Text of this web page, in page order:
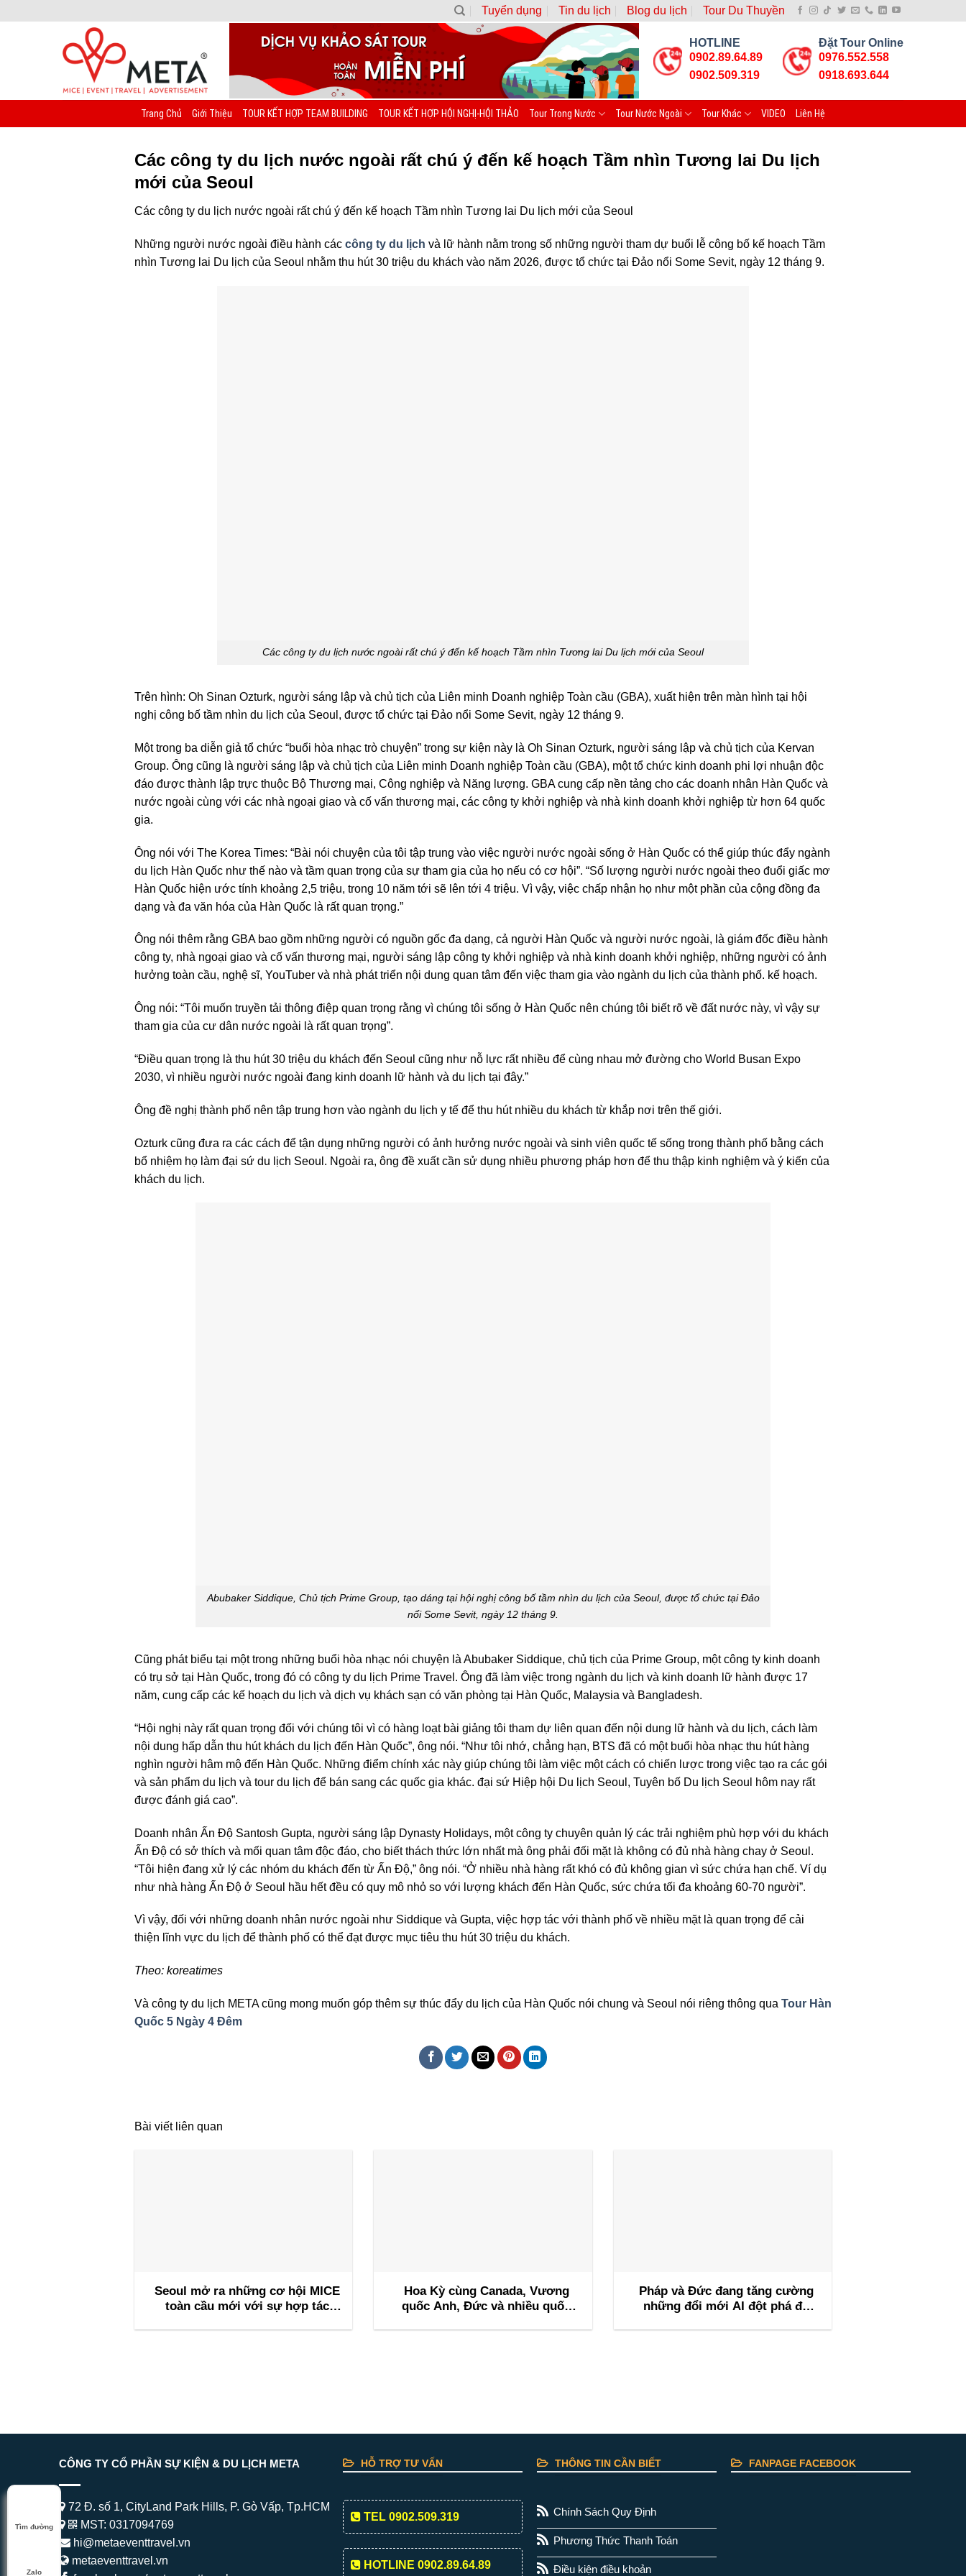
Tuyển dụng Tin du lịch Blog du lịch Tour Du Thuyền
HOTLINE
0902.89.64.89
0902.509.319
Đặt Tour Online
0976.552.558
0918.693.644
Trang Chủ Giới Thiệu TOUR KẾT HỢP TEAM BUILDING TOUR KẾT HỢP HỘI NGHỊ-HỘI THẢO Tour Trong Nước Tour Nước Ngoài Tour Khác VIDEO Liên Hệ
Các công ty du lịch nước ngoài rất chú ý đến kế hoạch Tầm nhìn Tương lai Du lịch
mới của Seoul
Các công ty du lịch nước ngoài rất chú ý đến kế hoạch Tầm nhìn Tương lai Du lịch mới của Seoul
Những người nước ngoài điều hành các công ty du lịch và lữ hành nằm trong số những người tham dự buổi lễ công bố kế hoạch Tầm
nhìn Tương lai Du lịch của Seoul nhằm thu hút 30 triệu du khách vào năm 2026, được tổ chức tại Đảo nổi Some Sevit, ngày 12 tháng 9.
Các công ty du lịch nước ngoài rất chú ý đến kế hoạch Tầm nhìn Tương lai Du lịch mới của Seoul
Trên hình: Oh Sinan Ozturk, người sáng lập và chủ tịch của Liên minh Doanh nghiệp Toàn cầu (GBA), xuất hiện trên màn hình tại hội
nghị công bố tầm nhìn du lịch của Seoul, được tổ chức tại Đảo nổi Some Sevit, ngày 12 tháng 9.
Một trong ba diễn giả tổ chức “buổi hòa nhạc trò chuyện” trong sự kiện này là Oh Sinan Ozturk, người sáng lập và chủ tịch của Kervan
Group. Ông cũng là người sáng lập và chủ tịch của Liên minh Doanh nghiệp Toàn cầu (GBA), một tổ chức kinh doanh phi lợi nhuận độc
đáo được thành lập trực thuộc Bộ Thương mại, Công nghiệp và Năng lượng. GBA cung cấp nền tảng cho các doanh nhân Hàn Quốc và
nước ngoài cùng với các nhà ngoại giao và cố vấn thương mại, các công ty khởi nghiệp và nhà kinh doanh khởi nghiệp từ hơn 64 quốc
gia.
Ông nói với The Korea Times: “Bài nói chuyện của tôi tập trung vào việc người nước ngoài sống ở Hàn Quốc có thể giúp thúc đẩy ngành
du lịch Hàn Quốc như thế nào và tầm quan trọng của sự tham gia của họ nếu có cơ hội”. “Số lượng người nước ngoài theo đuổi giấc mơ
Hàn Quốc hiện ước tính khoảng 2,5 triệu, trong 10 năm tới sẽ lên tới 4 triệu. Vì vậy, việc chấp nhận họ như một phần của cộng đồng đa
dạng và đa văn hóa của Hàn Quốc là rất quan trọng.”
Ông nói thêm rằng GBA bao gồm những người có nguồn gốc đa dạng, cả người Hàn Quốc và người nước ngoài, là giám đốc điều hành
công ty, nhà ngoại giao và cố vấn thương mại, người sáng lập công ty khởi nghiệp và nhà kinh doanh khởi nghiệp, những người có ảnh
hưởng toàn cầu, nghệ sĩ, YouTuber và nhà phát triển nội dung quan tâm đến việc tham gia vào ngành du lịch của thành phố. kế hoạch.
Ông nói: “Tôi muốn truyền tải thông điệp quan trọng rằng vì chúng tôi sống ở Hàn Quốc nên chúng tôi biết rõ về đất nước này, vì vậy sự
tham gia của cư dân nước ngoài là rất quan trọng”.
“Điều quan trọng là thu hút 30 triệu du khách đến Seoul cũng như nỗ lực rất nhiều để cùng nhau mở đường cho World Busan Expo
2030, vì nhiều người nước ngoài đang kinh doanh lữ hành và du lịch tại đây.”
Ông đề nghị thành phố nên tập trung hơn vào ngành du lịch y tế để thu hút nhiều du khách từ khắp nơi trên thế giới.
Ozturk cũng đưa ra các cách để tận dụng những người có ảnh hưởng nước ngoài và sinh viên quốc tế sống trong thành phố bằng cách
bổ nhiệm họ làm đại sứ du lịch Seoul. Ngoài ra, ông đề xuất cần sử dụng nhiều phương pháp hơn để thu thập kinh nghiệm và ý kiến của
khách du lịch.
Abubaker Siddique, Chủ tịch Prime Group, tạo dáng tại hội nghị công bố tầm nhìn du lịch của Seoul, được tổ chức tại Đảo
nổi Some Sevit, ngày 12 tháng 9.
Cũng phát biểu tại một trong những buổi hòa nhạc nói chuyện là Abubaker Siddique, chủ tịch của Prime Group, một công ty kinh doanh
có trụ sở tại Hàn Quốc, trong đó có công ty du lịch Prime Travel. Ông đã làm việc trong ngành du lịch và kinh doanh lữ hành được 17
năm, cung cấp các kế hoạch du lịch và dịch vụ khách sạn có văn phòng tại Hàn Quốc, Malaysia và Bangladesh.
“Hội nghị này rất quan trọng đối với chúng tôi vì có hàng loạt bài giảng tôi tham dự liên quan đến nội dung lữ hành và du lịch, cách làm
nội dung hấp dẫn thu hút khách du lịch đến Hàn Quốc”, ông nói. “Như tôi nhớ, chẳng hạn, BTS đã có một buổi hòa nhạc thu hút hàng
nghìn người hâm mộ đến Hàn Quốc. Những điểm chính xác này giúp chúng tôi làm việc một cách có chiến lược trong việc tạo ra các gói
và sản phẩm du lịch và tour du lịch để bán sang các quốc gia khác. đại sứ Hiệp hội Du lịch Seoul, Tuyên bố Du lịch Seoul hôm nay rất
được đánh giá cao”.
Doanh nhân Ấn Độ Santosh Gupta, người sáng lập Dynasty Holidays, một công ty chuyên quản lý các trải nghiệm phù hợp với du khách
Ấn Độ có sở thích và mối quan tâm độc đáo, cho biết thách thức lớn nhất mà ông phải đối mặt là không có đủ nhà hàng chay ở Seoul.
“Tôi hiện đang xử lý các nhóm du khách đến từ Ấn Độ,” ông nói. “Ở nhiều nhà hàng rất khó có đủ không gian vì sức chứa hạn chế. Ví dụ
như nhà hàng Ấn Độ ở Seoul hầu hết đều có quy mô nhỏ so với lượng khách đến Hàn Quốc, sức chứa tối đa khoảng 60-70 người”.
Vì vậy, đối với những doanh nhân nước ngoài như Siddique và Gupta, việc hợp tác với thành phố về nhiều mặt là quan trọng để cải
thiện lĩnh vực du lịch để thành phố có thể đạt được mục tiêu thu hút 30 triệu du khách.
Theo: koreatimes
Và công ty du lịch META cũng mong muốn góp thêm sự thúc đẩy du lịch của Hàn Quốc nói chung và Seoul nói riêng thông qua Tour Hàn
Quốc 5 Ngày 4 Đêm
Bài viết liên quan
Seoul mở ra những cơ hội MICE
toàn cầu mới với sự hợp tác
Hoa Kỳ cùng Canada, Vương
quốc Anh, Đức và nhiều quốc
Pháp và Đức đang tăng cường
những đổi mới AI đột phá để
CÔNG TY CỔ PHẦN SỰ KIỆN & DU LỊCH META
72 Đ. số 1, CityLand Park Hills, P. Gò Vấp, Tp.HCM
MST: 0317094769
hi@metaeventtravel.vn
metaeventtravel.vn
HỖ TRỢ TƯ VẤN
TEL 0902.509.319
HOTLINE 0902.89.64.89
THÔNG TIN CẦN BIẾT
Chính Sách Quy Định
Phương Thức Thanh Toán
Điều kiện điều khoản
FANPAGE FACEBOOK
Tìm đường
Zalo